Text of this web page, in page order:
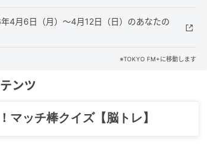
4月6日（月）～4月12日（日）のあなたの
※TOKYO FM+に移動します
ンツ
部、読めます。